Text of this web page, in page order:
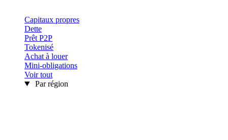
Capitaux propres
Dette
Prêt P2P
Tokenisé
Achat à louer
Mini-obligations
Voir tout
Par région